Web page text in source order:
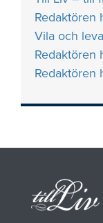
Redaktören
Vila och
Redaktören
Redaktören